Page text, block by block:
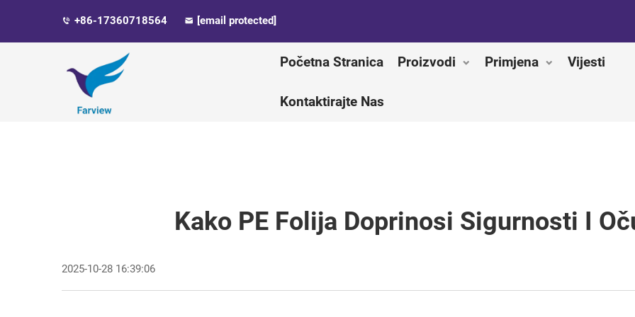
+86-17360718564 [email protected]
Početna Stranica Proizvodi Primjena Vijesti
Kontaktirajte Nas
Kako PE Folija Doprinosi Sigurnosti I
2025-10-28 16:39:06